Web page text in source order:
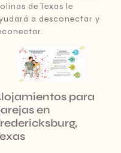
de Texas le
a desconectar y
para
en